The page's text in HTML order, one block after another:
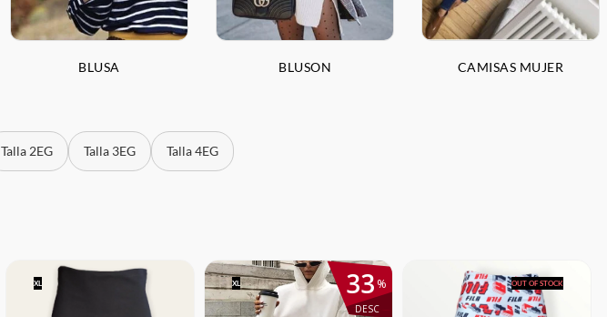
BLUSA BLUSON CAMISAS MUJER
Talla 2EG Talla 3EG Talla 4EG
XL XL %
DESC
33 OUT OF STOCK